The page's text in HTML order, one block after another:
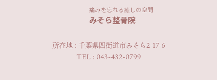
痛みを忘れる癒しの空間
みそら整骨院
所在地 : 千葉県四街道市みそら2-17-6
TEL : 043-432-0799